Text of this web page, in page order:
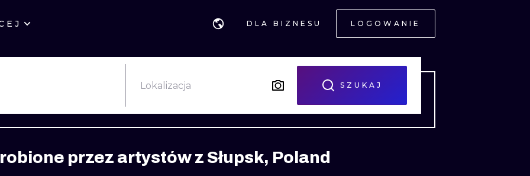
DLA BIZNESU LOGOWANIE
STYLE GEOMETRYCZNE
KALIGRAFIA
NEW SCHOOL
BIOMECHANIKA NEO TRADYCYJNE
Lokalizacja SZUKAJ
przez artystów z Słupsk, Poland